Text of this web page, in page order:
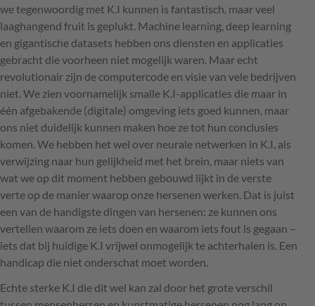
we tegenwoordig met K.I kunnen is fantastisch, maar veel
laaghangend fruit is geplukt. Machine learning, deep learning
en gigantische datasets hebben ons diensten en applicaties
gebracht die voorheen niet mogelijk waren. Maar echt
revolutionair zijn de computercode en visie van vele bedrijven
niet. We zien voornamelijk smalle K.I-applicaties die maar in
één afgebakende (digitale) omgeving iets goed kunnen, maar
ons niet duidelijk kunnen maken hoe ze tot hun conclusies
komen. We hebben het wel over neurale netwerken in K.I, als
verwijzing naar hun gelijkheid met het brein, maar niets van
wat we op dit moment hebben gebouwd lijkt in de verste
verte op de manier waarop onze hersenen werken. Dat is juist
een van de handigste dingen van hersenen: ze kunnen ons
vertellen waarom ze iets doen en waarom iets fout is gegaan –
iets dat bij huidige K.I vrijwel onmogelijk te achterhalen is. Een
handicap die niet onderschat moet worden.
Echte sterke K.I die dit wel kan zal door het grote verschil